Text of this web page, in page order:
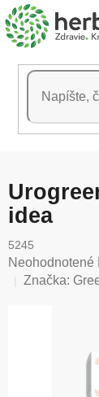
Prejsť
na
obsah
idea
5245
Priemerné
hodnotenie
Neohodnotené
Značka: